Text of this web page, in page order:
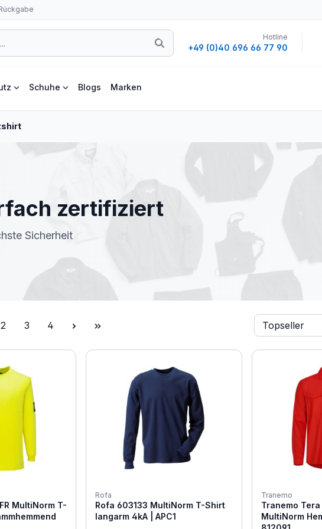
Hotline
+49 (0)40 696 66 77 90
Schuhe Blogs Marken
zertifiziert
Sicherheit
Seite
2 Seite
3 Seite
4
MultiNorm T-
Rofa
Rofa 603133 MultiNorm T-Shirt
langarm 4kA | APC1
Tranemo
Tranemo
MultiNorm